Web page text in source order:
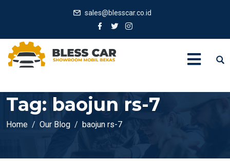
sales@blesscar.co.id
Tag: baojun rs-7
Home Our Blog baojun rs-7